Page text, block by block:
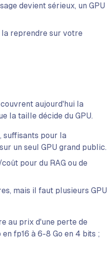
devient sérieux, un GPU
reprendre sur votre
aujourd'hui la
la taille décide du GPU.
suffisants pour la
un seul GPU grand public.
pour du RAG ou de
mais il faut plusieurs GPU
au prix d'une perte de
fp16 à 6-8 Go en 4 bits ;